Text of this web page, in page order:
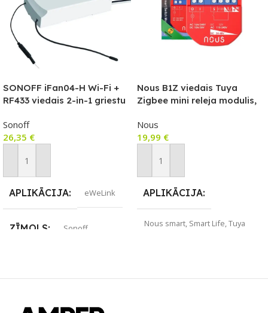
SONOFF iFan04-H Wi-Fi +
RF433 viedais 2-in-1 griestu
kontrolieris
Sonoff
26,35 €
Pievienot Grozam
APLIKĀCIJA eWeLink
ZĪMOLS Sonoff
Nous B1Z viedais Tuya
Zigbee mini releja modulis,
Nous
19,99 €
Pievienot Grozam
APLIKĀCIJA
Nous smart, Smart Life,Tuya